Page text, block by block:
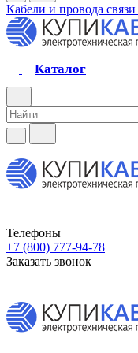
Кабели и провода связи
Каталог
Телефоны
+7 (800) 777-94-78
Заказать звонок